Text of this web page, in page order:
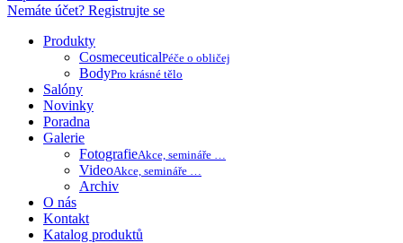
Nemáte účet? Registrujte se
Produkty
CosmeceuticalPéče o obličej
BodyPro krásné tělo
Salóny
Novinky
Poradna
Galerie
FotografieAkce, semináře …
VideoAkce, semináře …
Archiv
O nás
Kontakt
Katalog produktů